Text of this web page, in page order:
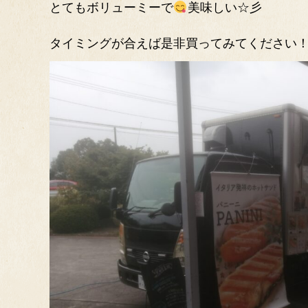
とてもボリューミーで 美味しい☆彡
タイミングが合えば是非買ってみてください